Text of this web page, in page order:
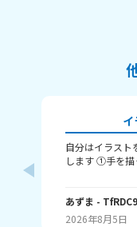
自分はイラスト
します ①手を
つも立ち絵ばか
ません。とうし
あずま -
2026年8月5日